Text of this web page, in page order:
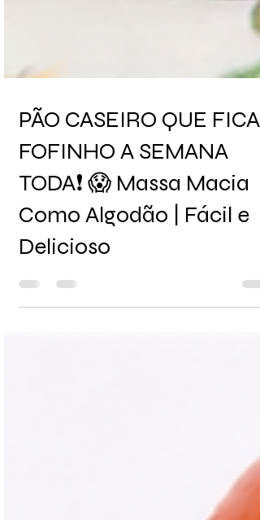
PÃO CASEIRO QUE FICA
FOFINHO A SEMANA
TODA❗ 😱 Massa Macia
Como Algodão | Fácil e